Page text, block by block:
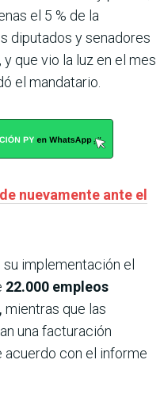
el 5 % de la
diputados y senadores
que vio la luz en el mes
el mandatario.
nuevamente ante el
implementación el
22.000 empleos
mientras que las
una facturación
acuerdo con el informe